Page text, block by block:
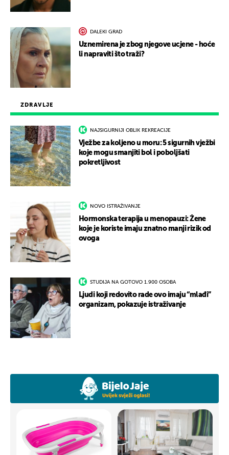
ZDRAVLJE
NAJSIGURNIJI OBLIK REKREACIJE
Vježbe za koljeno u moru: 5 sigurnih vježbi
koje mogu smanjiti bol i poboljšati
pokretljivost
NOVO ISTRAŽIVANJE
Hormonska terapija u menopauzi: Žene
koje je koriste imaju znatno manji rizik od
ovoga
STUDIJA NA GOTOVO 1.900 OSOBA
Ljudi koji redovito rade ovo imaju “mlađi”
organizam, pokazuje istraživanje
DALEKI GRAD
Uznemirena je zbog njegove ucjene - hoće
li napraviti što traži?